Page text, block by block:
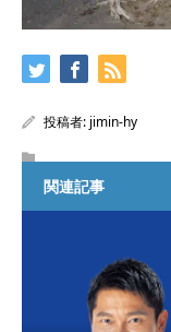
投稿者: jimin-hy
関連記事